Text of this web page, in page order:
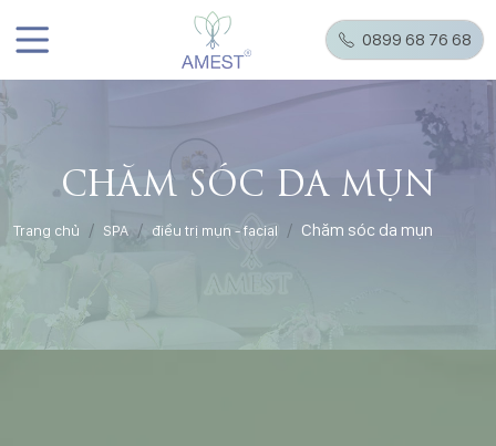
0899 68 76 68
CHĂM SÓC DA MỤN
Trang chủ SPA điều trị mụn - facial Chăm sóc da mụn